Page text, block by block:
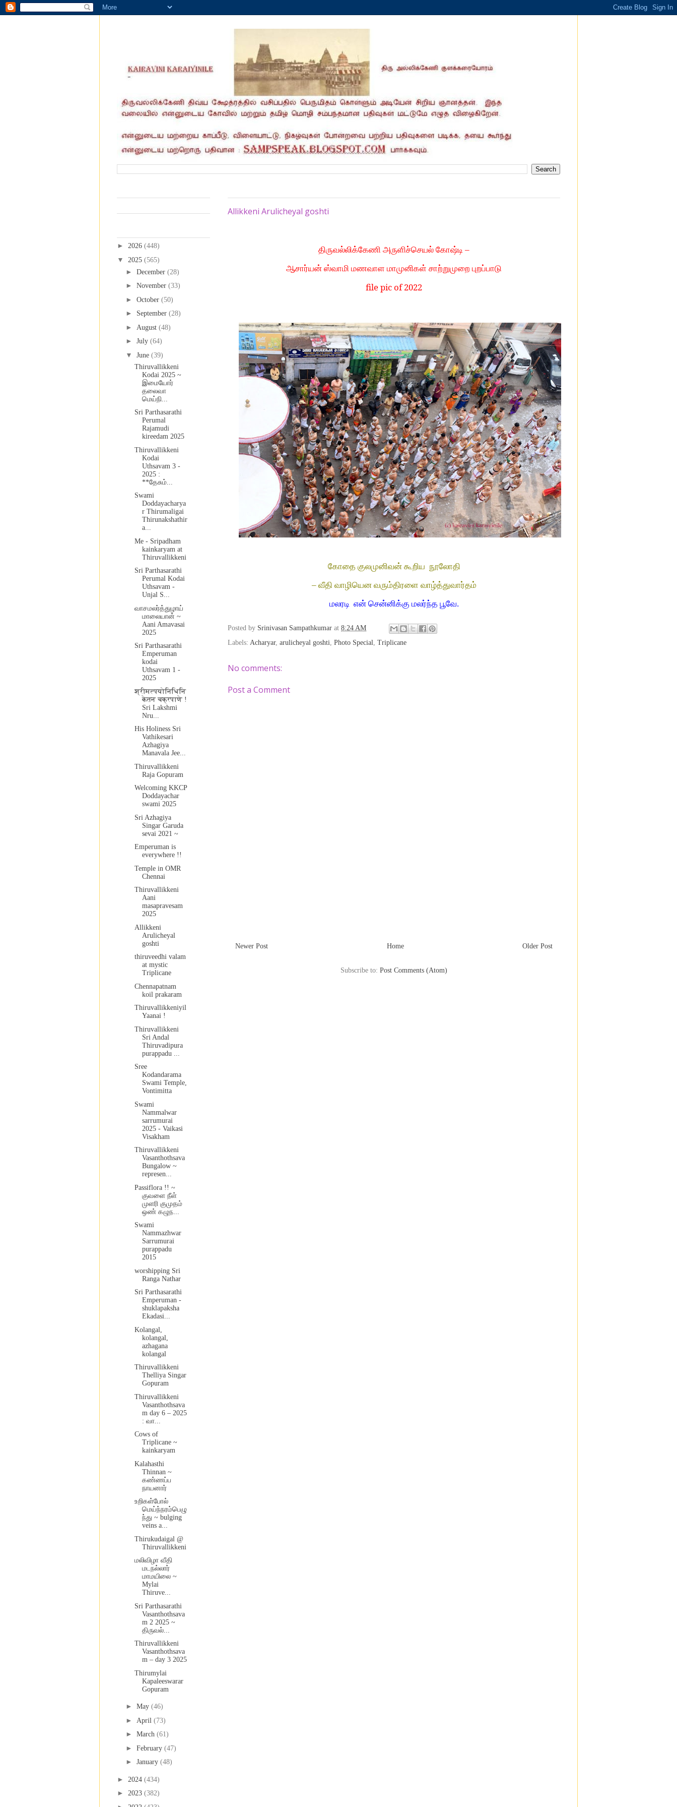
Allikkeni Arulicheyal goshti
திருவல்லிக்கேணி அருளிச்செயல் கோஷ்டி –
ஆசார்யன் ஸ்வாமி மணவாள மாமுனிகள் சாற்றுமுறை புறப்பாடு
file pic of 2022
கோதை குலமுனிவன் கூறிய நூலோதி
– வீதி வாழியென வரும்திரளை வாழ்த்துவார்தம்
மலரடி என் சென்னிக்கு மலர்ந்த பூவே.
Posted by Srinivasan Sampathkumar at 8:24 AM
Labels: Acharyar, arulicheyal goshti, Photo Special, Triplicane
No comments:
Post a Comment
Newer Post Older Post
Home
Subscribe to: Post Comments (Atom)
► 2026 (448)
▼ 2025 (565)
► December (28)
► November (33)
► October (50)
► September (28)
► August (48)
► July (64)
▼ June (39)
Thiruvallikkeni
Kodai 2025 ~
இமையோர்
தலைவா
மெய்நி...
Sri Parthasarathi
Perumal
Rajamudi
kireedam 2025
Thiruvallikkeni
Kodai
Uthsavam 3 -
2025 :
**தேசும்...
Swami
Doddayacharya
r Thirumaligai
Thirunakshathir
a...
Me - Sripadham
kainkaryam at
Thiruvallikkeni
Sri Parthasarathi
Perumal Kodai
Uthsavam -
Unjal S...
வாசமலர்த்துழாய்
மாலையான் ~
Aani Amavasai
2025
Sri Parthasarathi
Emperuman
kodai
Uthsavam 1 -
2025
श्रीमत्पयोनिधिनि
केतन चक्रपाणे !
Sri Lakshmi
Nru...
His Holiness Sri
Vathikesari
Azhagiya
Manavala Jee...
Thiruvallikkeni
Raja Gopuram
Welcoming KKCP
Doddayachar
swami 2025
Sri Azhagiya
Singar Garuda
sevai 2021 ~
Emperuman is
everywhere !!
Temple in OMR
Chennai
Thiruvallikkeni
Aani
masapravesam
2025
Allikkeni
Arulicheyal
goshti
thiruveedhi valam
at mystic
Triplicane
Chennapatnam
koil prakaram
Thiruvallikkeniyil
Yaanai !
Thiruvallikkeni
Sri Andal
Thiruvadipura
purappadu ...
Sree
Kodandarama
Swami Temple,
Vontimitta
Swami
Nammalwar
sarrumurai
2025 - Vaikasi
Visakham
Thiruvallikkeni
Vasanthothsava
Bungalow ~
represen...
Passiflora !! ~
குவளை நீள்
முளரி குமுதம்
ஒண் கழுந...
Swami
Nammazhwar
Sarrumurai
purappadu
2015
worshipping Sri
Ranga Nathar
Sri Parthasarathi
Emperuman -
shuklapaksha
Ekadasi...
Kolangal,
kolangal,
azhagana
kolangal
Thiruvallikkeni
Thelliya Singar
Gopuram
Thiruvallikkeni
Vasanthothsava
m day 6 – 2025
: வா...
Cows of
Triplicane ~
kainkaryam
Kalahasthi
Thinnan ~
கண்ணப்ப
நாயனார்
உறிகள்போல்
மெய்ந்நரம்பெழு
ந்து ~ bulging
veins a...
Thirukudaigal @
Thiruvallikkeni
மலிவிழா வீதி
மடநல்லார்
மாமயிலை ~
Mylai
Thiruve...
Sri Parthasarathi
Vasanthothsava
m 2 2025 ~
திருவல்...
Thiruvallikkeni
Vasanthothsava
m – day 3 2025
Thirumylai
Kapaleeswarar
Gopuram
► May (46)
► April (73)
► March (61)
► February (47)
► January (48)
► 2024 (434)
► 2023 (382)